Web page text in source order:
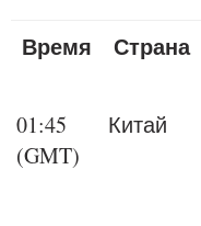
Время Страна
01:45
(GMT)
Китай